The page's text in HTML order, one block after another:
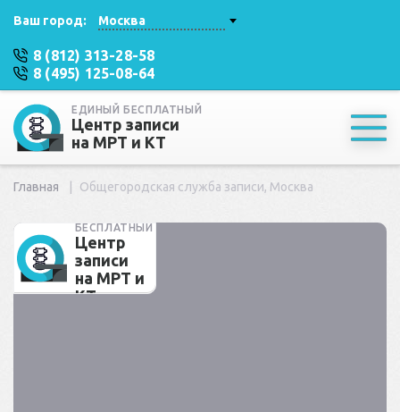
Ваш город: Москва
8 (812) 313-28-58
8 (495) 125-08-64
ЕДИНЫЙ БЕСПЛАТНЫЙ
Центр записи
на МРТ и КТ
Главная Общегородская служба записи, Москва
БЕСПЛАТНЫЙ
Центр
записи
на МРТ и
КТ